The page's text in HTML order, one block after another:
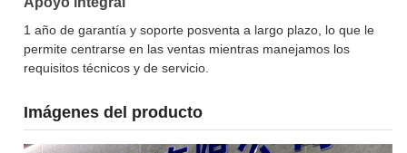
1 año de garantía y soporte posventa a largo plazo, lo que le
permite centrarse en las ventas mientras manejamos los
requisitos técnicos y de servicio.
Imágenes del producto